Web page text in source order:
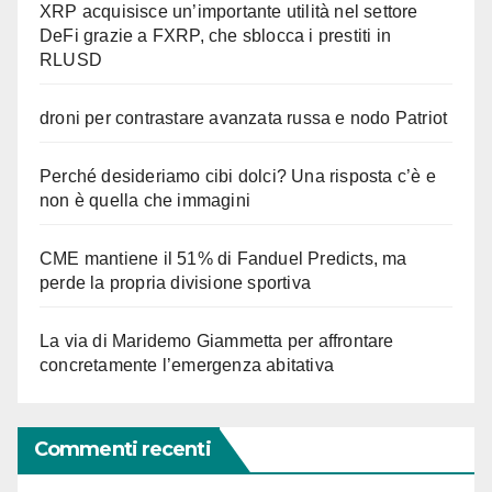
XRP acquisisce un’importante utilità nel settore
DeFi grazie a FXRP, che sblocca i prestiti in
RLUSD
droni per contrastare avanzata russa e nodo Patriot
Perché desideriamo cibi dolci? Una risposta c’è e
non è quella che immagini
CME mantiene il 51% di Fanduel Predicts, ma
perde la propria divisione sportiva
La via di Maridemo Giammetta per affrontare
concretamente l’emergenza abitativa
Commenti recenti